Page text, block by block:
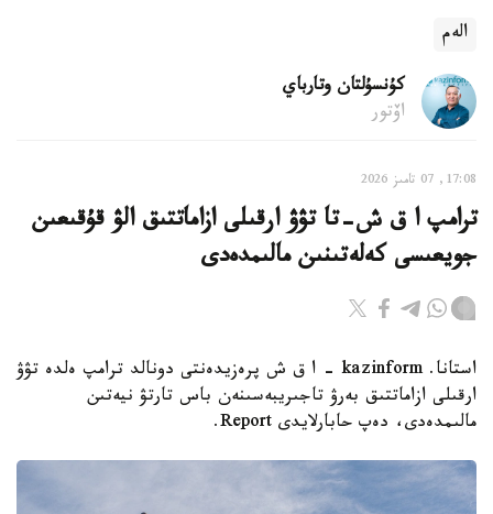
الەم
كۇنسۇلتان وتارباي
اۆتور
17:08, 07 تامىز 2026
ترامپ ا ق ش-تا تۋۋ ارقىلى ازاماتتىق الۋ قۇقىعىن
جويعىسى كەلەتىنىن مالىمدەدى
استانا. kazinform - ا ق ش پرەزيدەنتى دونالد ترامپ ەلدە تۋۋ
ارقىلى ازاماتتىق بەرۋ تاجىريبەسىنەن باس تارتۋ نيەتىن
مالىمدەدى، دەپ حابارلايدى Report.